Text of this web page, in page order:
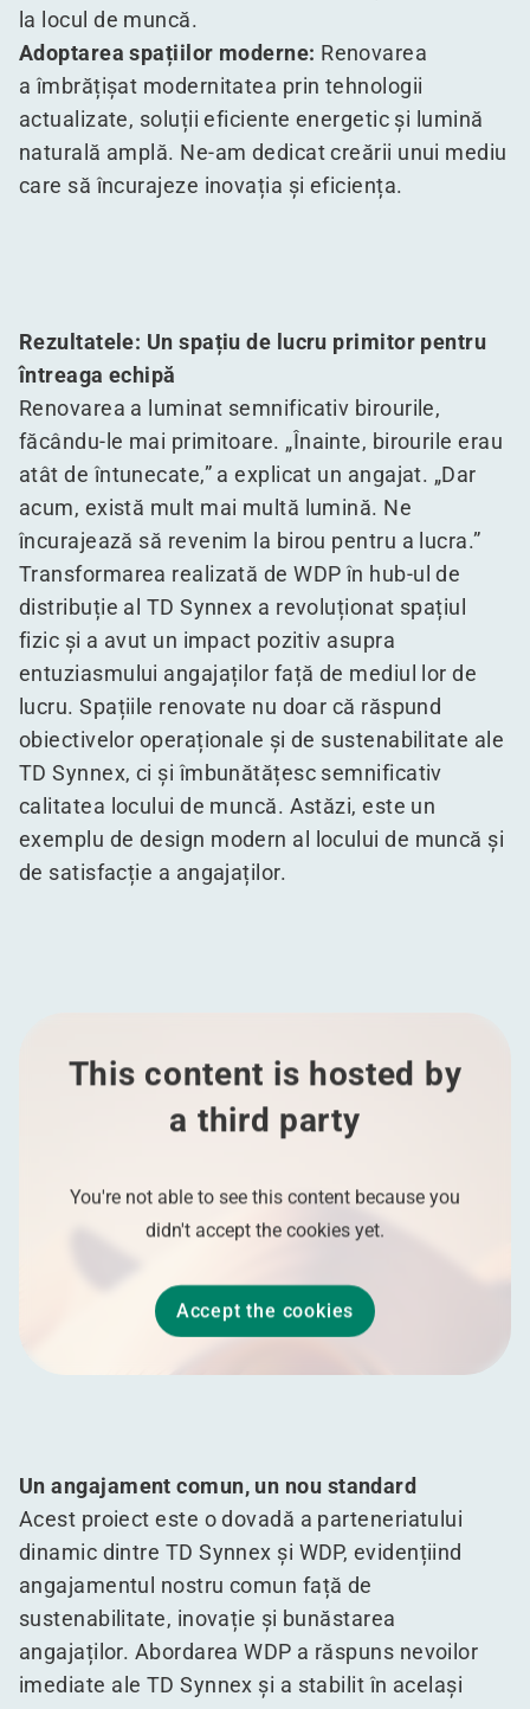
la locul de muncă.
Adoptarea spațiilor moderne: Renovarea
a îmbrățișat modernitatea prin tehnologii
actualizate, soluții eficiente energetic și lumină
naturală amplă. Ne-am dedicat creării unui mediu
care să încurajeze inovația și eficiența.
Rezultatele: Un spațiu de lucru primitor pentru
întreaga echipă
Renovarea a luminat semnificativ birourile,
făcându-le mai primitoare. „Înainte, birourile erau
atât de întunecate,” a explicat un angajat. „Dar
acum, există mult mai multă lumină. Ne
încurajează să revenim la birou pentru a lucra.”
Transformarea realizată de WDP în hub-ul de
distribuție al TD Synnex a revoluționat spațiul
fizic și a avut un impact pozitiv asupra
entuziasmului angajaților față de mediul lor de
lucru. Spațiile renovate nu doar că răspund
obiectivelor operaționale și de sustenabilitate ale
TD Synnex, ci și îmbunătățesc semnificativ
calitatea locului de muncă. Astăzi, este un
exemplu de design modern al locului de muncă și
de satisfacție a angajaților.
This content is hosted by
a third party
You're not able to see this content because you
didn't accept the cookies yet.
Accept the cookies
Un angajament comun, un nou standard
Acest proiect este o dovadă a parteneriatului
dinamic dintre TD Synnex și WDP, evidențiind
angajamentul nostru comun față de
sustenabilitate, inovație și bunăstarea
angajaților. Abordarea WDP a răspuns nevoilor
imediate ale TD Synnex și a stabilit în același